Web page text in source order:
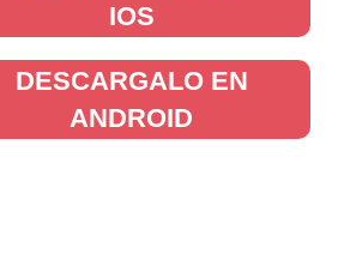
IOS
DESCARGALO EN
ANDROID